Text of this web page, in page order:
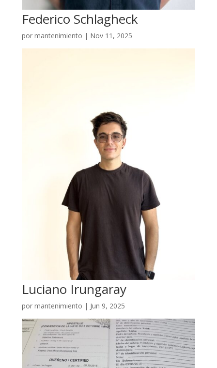
Federico Schlagheck
por mantenimiento | Nov 11, 2025
Luciano Irungaray
por mantenimiento | Jun 9, 2025